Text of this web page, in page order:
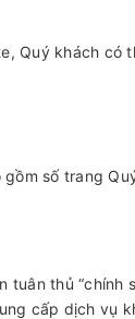
Quý khách
số trang
thủ
cấp dịch vụ